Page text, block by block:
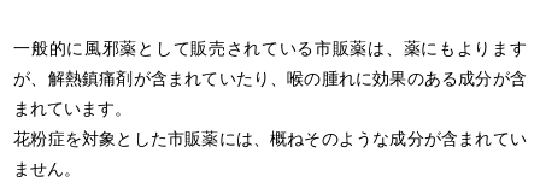
一般的に風邪薬として販売されている市販薬は、薬にもよります
が、解熱鎮痛剤が含まれていたり、喉の腫れに効果のある成分が含
まれています。
花粉症を対象とした市販薬には、概ねそのような成分が含まれてい
ません。